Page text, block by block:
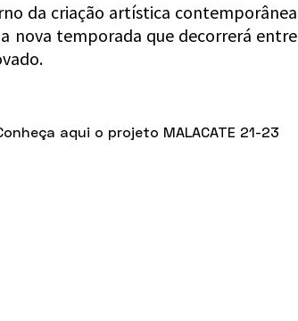
da criação artística contemporânea
nova temporada que decorrerá entre
aqui o projeto MALACATE 21-23